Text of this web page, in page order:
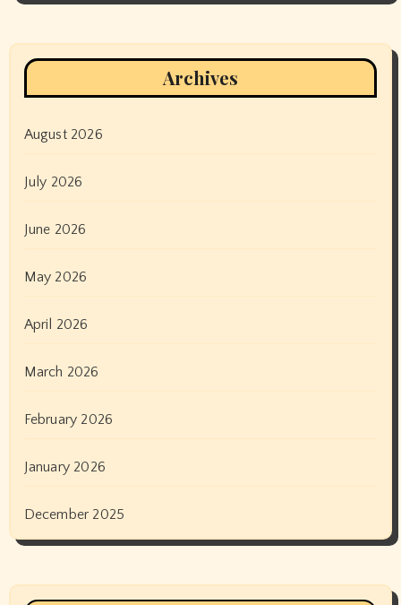
Archives
August 2026
July 2026
June 2026
May 2026
April 2026
March 2026
February 2026
January 2026
December 2025